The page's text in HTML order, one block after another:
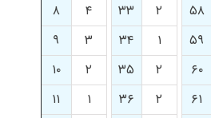
۵۸ ۲ ۳۳ ۴
۸
۵۹ ۱ ۳۴ ۳
۹
۶۰ ۲ ۳۵ ۲
۱۰
۶۱ ۲ ۳۶ ۱
۱۱